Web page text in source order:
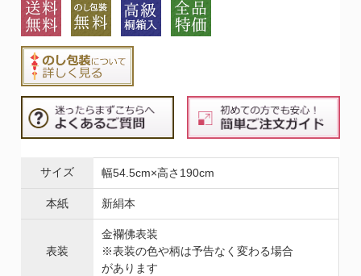
サイズ 幅54.5cm×高さ190cm
本紙 新絹本
表装
金襴佛表装
※表装の色や柄は予告なく変わる場合
があります